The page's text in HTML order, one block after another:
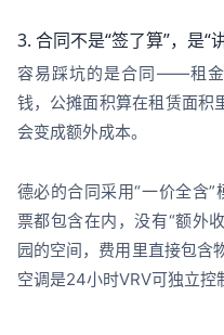
3. 合同不是“签了算”，是“
容易踩坑的是合同——租
钱，公摊面积算在租赁面积
会变成额外成本。
德必的合同采用“一价全含
票都包含在内，没有“额外
园的空间，费用里直接包含
空调是24小时VRV可独立控